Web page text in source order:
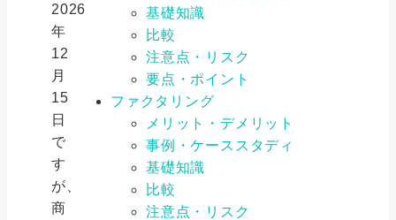
2026
年
12
月
15
日
で
す
が、
商
基礎知識
比較
注意点・リスク
要点・ポイント
ファクタリング
メリット・デメリット
事例・ケーススタディ
基礎知識
比較
注意点・リスク